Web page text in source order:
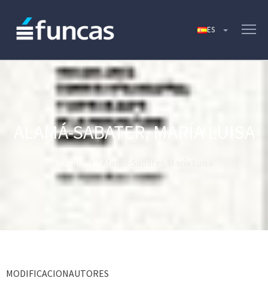
ALAMÁ-SABATER, MARÍA LUISA
MODIFICACIONAUTORES